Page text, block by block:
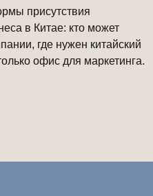
присутствия
в Китае: кто может
где нужен китайский
офис для маркетинга.